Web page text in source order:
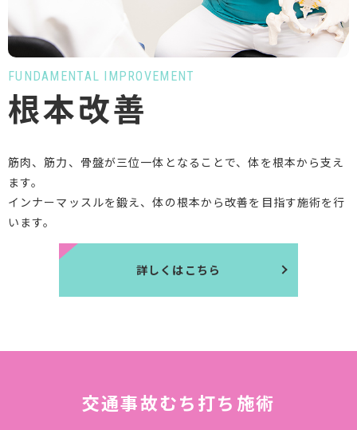
FUNDAMENTAL IMPROVEMENT
根本改善
筋肉、筋力、骨盤が三位一体となることで、体を根本から支え
ます。
インナーマッスルを鍛え、体の根本から改善を目指す施術を行
います。
詳しくはこちら
交通事故むち打ち施術